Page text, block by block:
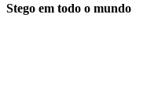
Stego em todo o mundo